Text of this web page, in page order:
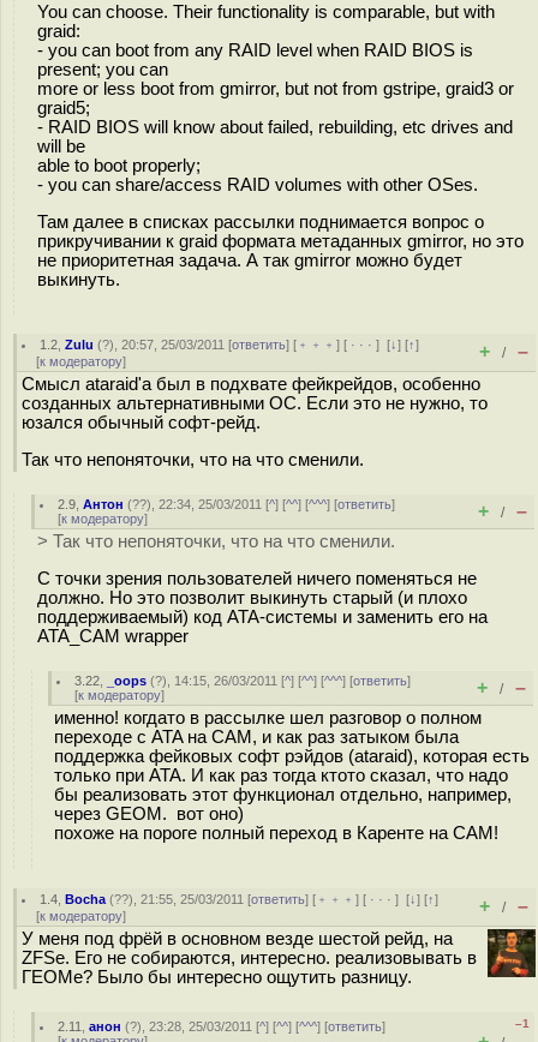
You can choose. Their functionality is comparable, but with
graid:
- you can boot from any RAID level when RAID BIOS is
present; you can
more or less boot from gmirror, but not from gstripe, graid3 or
graid5;
- RAID BIOS will know about failed, rebuilding, etc drives and
will be
able to boot properly;
- you can share/access RAID volumes with other OSes.
Там далее в списках рассылки поднимается вопрос о
прикручивании к graid формата метаданных gmirror, но это
не приоритетная задача. А так gmirror можно будет
выкинуть.
1.2 ,Zulu (?), 20:57, 25/03/2011 [ответить] [ ﹢﹢﹢] [ · · ·][↓] [↑]
[к модератору] + / –
Смысл ataraid'а был в подхвате фейкрейдов, особенно
созданных альтернативными ОС. Если это не нужно, то
юзался обычный софт-рейд.
Так что непоняточки, что на что сменили.
2.9 ,Антон (??), 22:34, 25/03/2011 [^] [^^] [^^^] [ответить]
[к модератору] + / –
> Так что непоняточки, что на что сменили.
С точки зрения пользователей ничего поменяться не
должно. Но это позволит выкинуть старый (и плохо
поддерживаемый) код ATA-системы и заменить его на
ATA_CAM wrapper
3.22 _oops (?), 14:15, 26/03/2011 [^] [^^] [^^^] [ответить]
[к модератору] + / –
именно! когдато в рассылке шел разговор о полном
переходе с ATA на CAM, и как раз затыком была
поддержка фейковых софт рэйдов (ataraid), которая есть
только при ATA. И как раз тогда ктото сказал, что надо
бы реализовать этот функционал отдельно, например,
через GEOM. вот оно)
похоже на пороге полный переход в Каренте на CAM!
1.4 ,Bocha (??), 21:55, 25/03/2011 [ответить] [ ﹢﹢﹢] [ · · ·][↓] [↑]
[к модератору] + / –
У меня под фрёй в основном везде шестой рейд, на
ZFSе. Его не собираются, интересно. реализовывать в
ГЕОМе? Было бы интересно ощутить разницу.
2.11 ,анон (?), 23:28, 25/03/2011 [^] [^^] [^^^] [ответить]
–1